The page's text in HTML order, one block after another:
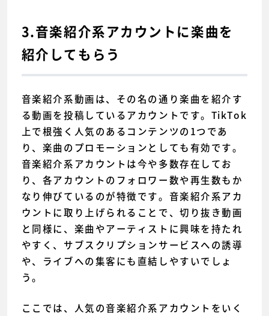
3.音楽紹介系アカウントに楽曲を
紹介してもらう
音楽紹介系動画は、その名の通り楽曲を紹介す
る動画を投稿しているアカウントです。TikTok
上で根強く人気のあるコンテンツの1つであ
り、楽曲のプロモーションとしても有効です。
音楽紹介系アカウントは今や多数存在してお
り、各アカウントのフォロワー数や再生数もか
なり伸びているのが特徴です。音楽紹介系アカ
ウントに取り上げられることで、切り抜き動画
と同様に、楽曲やアーティストに興味を持たれ
やすく、サブスクリプションサービスへの誘導
や、ライブへの集客にも直結しやすいでしょ
う。
ここでは、人気の音楽紹介系アカウントをいく